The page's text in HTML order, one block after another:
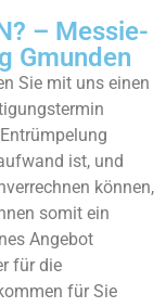
– Messie-
Gmunden
Sie mit uns einen
ist, und
können,
somit ein
Angebot
für die
für Sie